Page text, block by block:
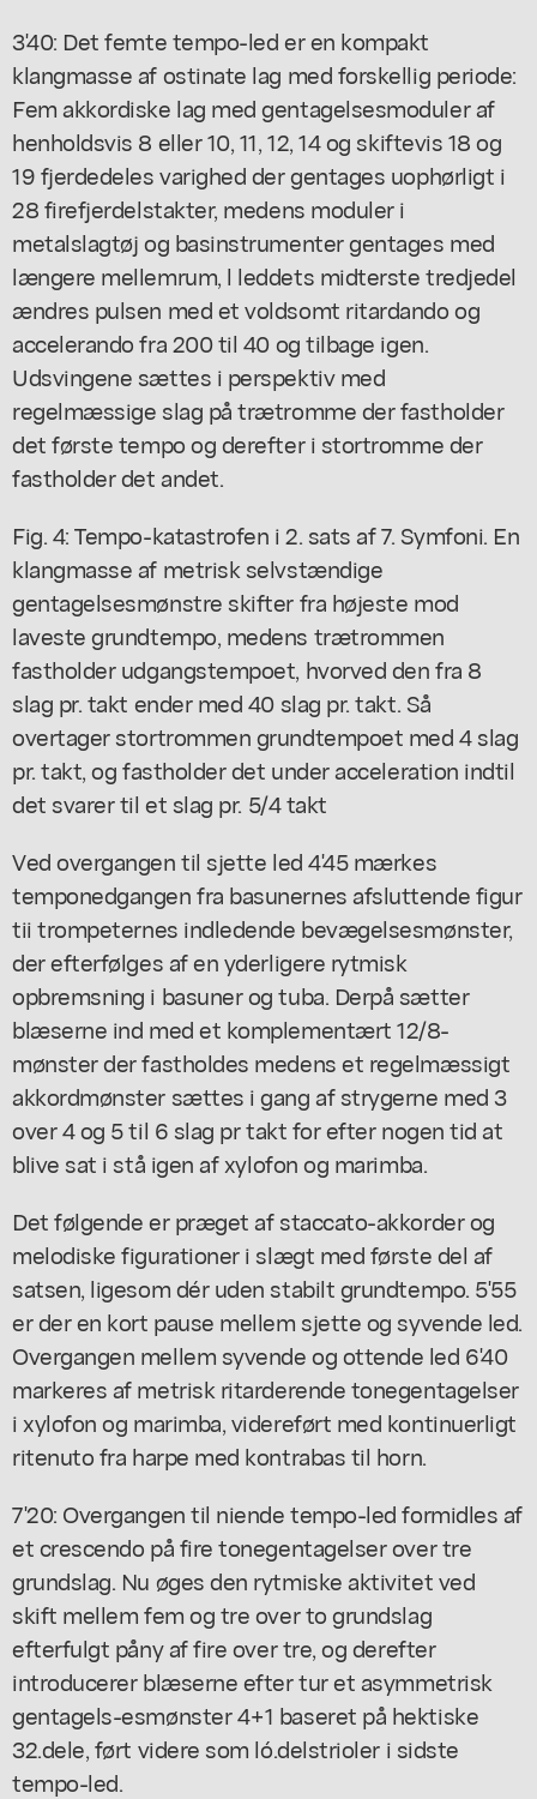
3'40: Det femte tempo-led er en kompakt
klangmasse af ostinate lag med forskellig periode:
Fem akkordiske lag med gentagelsesmoduler af
henholdsvis 8 eller 10, 11, 12, 14 og skiftevis 18 og
19 fjerdedeles varighed der gentages uophørligt i
28 firefjerdelstakter, medens moduler i
metalslagtøj og basinstrumenter gentages med
længere mellemrum, l leddets midterste tredjedel
ændres pulsen med et voldsomt ritardando og
accelerando fra 200 til 40 og tilbage igen.
Udsvingene sættes i perspektiv med
regelmæssige slag på trætromme der fastholder
det første tempo og derefter i stortromme der
fastholder det andet.
Fig. 4: Tempo-katastrofen i 2. sats af 7. Symfoni. En
klangmasse af metrisk selvstændige
gentagelsesmønstre skifter fra højeste mod
laveste grundtempo, medens trætrommen
fastholder udgangstempoet, hvorved den fra 8
slag pr. takt ender med 40 slag pr. takt. Så
overtager stortrommen grundtempoet med 4 slag
pr. takt, og fastholder det under acceleration indtil
det svarer til et slag pr. 5/4 takt
Ved overgangen til sjette led 4'45 mærkes
temponedgangen fra basunernes afsluttende figur
tii trompeternes indledende bevægelsesmønster,
der efterfølges af en yderligere rytmisk
opbremsning i basuner og tuba. Derpå sætter
blæserne ind med et komplementært 12/8-
mønster der fastholdes medens et regelmæssigt
akkordmønster sættes i gang af strygerne med 3
over 4 og 5 til 6 slag pr takt for efter nogen tid at
blive sat i stå igen af xylofon og marimba.
Det følgende er præget af staccato-akkorder og
melodiske figurationer i slægt med første del af
satsen, ligesom dér uden stabilt grundtempo. 5'55
er der en kort pause mellem sjette og syvende led.
Overgangen mellem syvende og ottende led 6'40
markeres af metrisk ritarderende tonegentagelser
i xylofon og marimba, videreført med kontinuerligt
ritenuto fra harpe med kontrabas til horn.
7'20: Overgangen til niende tempo-led formidles af
et crescendo på fire tonegentagelser over tre
grundslag. Nu øges den rytmiske aktivitet ved
skift mellem fem og tre over to grundslag
efterfulgt påny af fire over tre, og derefter
introducerer blæserne efter tur et asymmetrisk
gentagels-esmønster 4+1 baseret på hektiske
32.dele, ført videre som ló.delstrioler i sidste
tempo-led.